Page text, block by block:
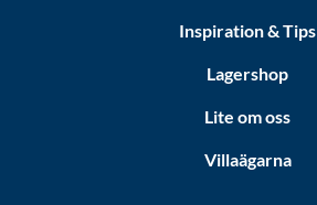
Inspiration & Tips
Lagershop
Lite om oss
Villaägarna